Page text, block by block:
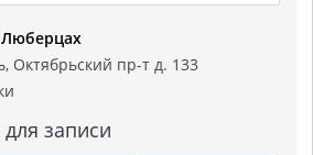
Люберцах
Октябрьский пр-т д. 133
записи